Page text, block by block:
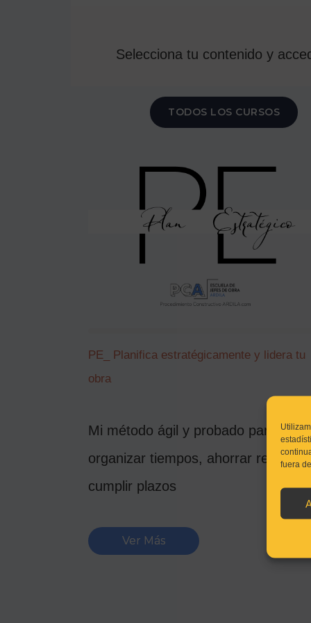
fuera
Selecciona tu contenido y
TODOS LOS CURSOS
PE_ Planifica estratégicamente y lidera tu
obra
Mi método ágil y probado para
organizar tiempos, ahorrar
cumplir plazos
Ver Más